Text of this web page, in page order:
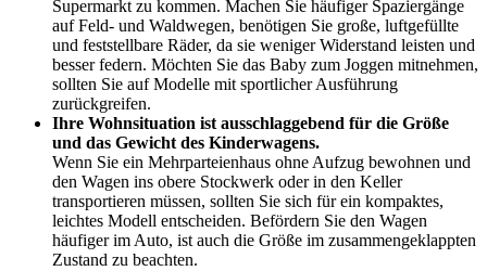
Supermarkt zu kommen. Machen Sie häufiger Spaziergänge
auf Feld- und Waldwegen, benötigen Sie große, luftgefüllte
und feststellbare Räder, da sie weniger Widerstand leisten und
besser federn. Möchten Sie das Baby zum Joggen mitnehmen,
sollten Sie auf Modelle mit sportlicher Ausführung
zurückgreifen.
Ihre Wohnsituation ist ausschlaggebend für die Größe
und das Gewicht des Kinderwagens.
Wenn Sie ein Mehrparteienhaus ohne Aufzug bewohnen und
den Wagen ins obere Stockwerk oder in den Keller
transportieren müssen, sollten Sie sich für ein kompaktes,
leichtes Modell entscheiden. Befördern Sie den Wagen
häufiger im Auto, ist auch die Größe im zusammengeklappten
Zustand zu beachten.